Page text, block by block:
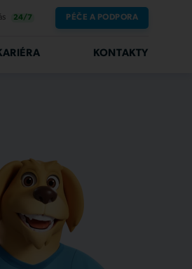
24/7 PÉČE A PODPORA
KONTAKTY